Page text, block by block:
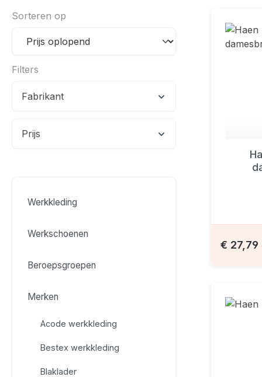
Sorteren op
Filters
Fabrikant
Prijs
Werkkleding
Werkschoenen
Beroepsgroepen
Merken
Acode werkkleding
Bestex werkkleding
Blaklader
€ 27,79